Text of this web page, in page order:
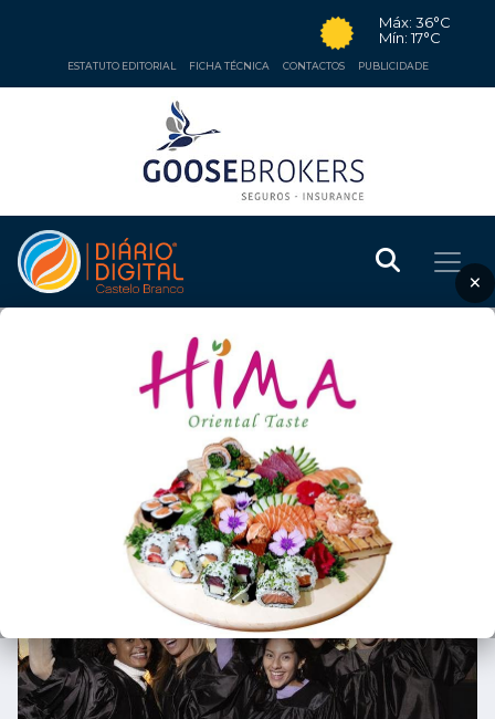
Máx: 36°C
Mín: 17°C
ESTATUTO EDITORIAL FICHA TÉCNICA CONTACTOS PUBLICIDADE
×